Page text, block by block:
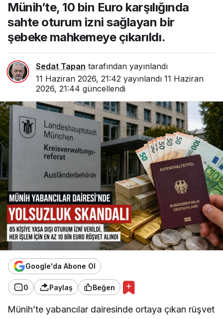
izni sağlayan bir şebeke
mahkemeye çıkarıldı.
Münih’te, 10 bin Euro karşılığında
sahte oturum izni sağlayan bir
şebeke mahkemeye çıkarıldı.
Sedat Tapan tarafından yayınlandı
11 Haziran 2026, 21:42 yayınlandı 11 Haziran
2026, 21:44 güncellendi
Google'da Abone Ol
0 Paylaş Beğen
Münih’te yabancılar dairesinde ortaya çıkan rüşvet